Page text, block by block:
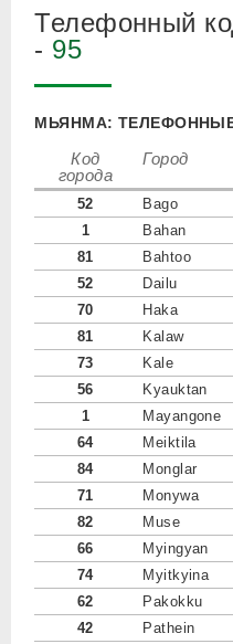
Телефонный
- 95
МЬЯНМА:
Код
города
Город
52
Bago
1
Bahan
81
Bahtoo
52
Dailu
70
Haka
81
Kalaw
73
Kale
56
Kyauktan
1
Mayangone
64
Meiktila
84
Monglar
71
Monywa
82
Muse
66
Myingyan
74
Myitkyina
62
Pakokku
42
Pathein